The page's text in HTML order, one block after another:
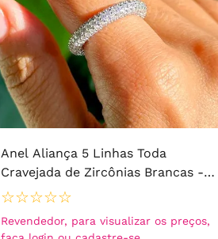
Anel Aliança 5 Linhas Toda
Cravejada de Zircônias Brancas -
Prata 925
☆☆☆☆☆
Revendedor, para visualizar os preços,